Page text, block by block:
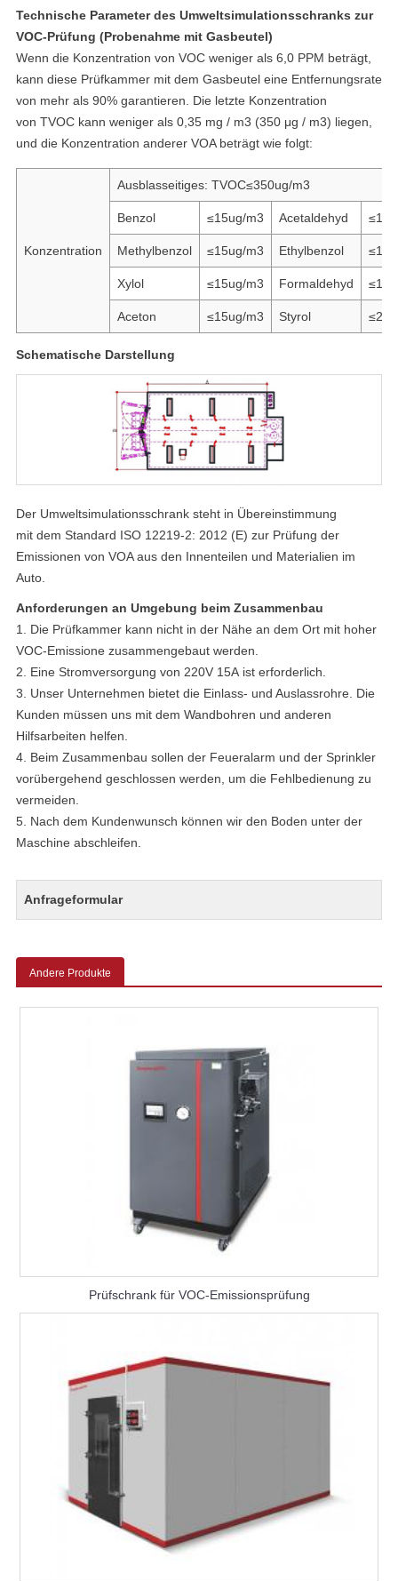
Technische Parameter des Umweltsimulationsschranks zur
VOC-Prüfung (Probenahme mit Gasbeutel)
Wenn die Konzentration von VOC weniger als 6,0 PPM beträgt,
kann diese Prüfkammer mit dem Gasbeutel eine Entfernungsrate
von mehr als 90% garantieren. Die letzte Konzentration
von TVOC kann weniger als 0,35 mg / m3 (350 μg / m3) liegen,
und die Konzentration anderer VOA beträgt wie folgt:
Konzentration
Ausblasseitiges: TVOC≤350ug/m3
Benzol ≤15ug/m3 Acetaldehyd
Methylbenzol ≤15ug/m3 Ethylbenzol
Xylol ≤15ug/m3 Formaldehyd
Aceton ≤15ug/m3 Styrol
Schematische Darstellung
Der Umweltsimulationsschrank steht in Übereinstimmung
mit dem Standard ISO 12219-2: 2012 (E) zur Prüfung der
Emissionen von VOA aus den Innenteilen und Materialien im
Auto.
Anforderungen an Umgebung beim Zusammenbau
1. Die Prüfkammer kann nicht in der Nähe an dem Ort mit hoher
VOC-Emissione zusammengebaut werden.
2. Eine Stromversorgung von 220V 15A ist erforderlich.
3. Unser Unternehmen bietet die Einlass- und Auslassrohre. Die
Kunden müssen uns mit dem Wandbohren und anderen
Hilfsarbeiten helfen.
4. Beim Zusammenbau sollen der Feueralarm und der Sprinkler
vorübergehend geschlossen werden, um die Fehlbedienung zu
vermeiden.
5. Nach dem Kundenwunsch können wir den Boden unter der
Maschine abschleifen.
Anfrageformular
Andere Produkte
Prüfschrank für VOC-Emissionsprüfung